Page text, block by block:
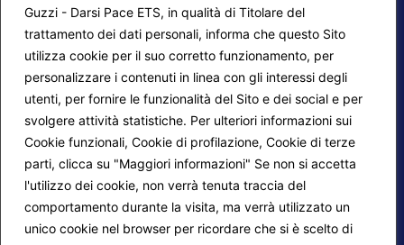
Guzzi - Darsi Pace ETS, in qualità di Titolare del
trattamento dei dati personali, informa che questo Sito
utilizza cookie per il suo corretto funzionamento, per
personalizzare i contenuti in linea con gli interessi degli
utenti, per fornire le funzionalità del Sito e dei social e per
svolgere attività statistiche. Per ulteriori informazioni sui
Cookie funzionali, Cookie di profilazione, Cookie di terze
parti, clicca su "Maggiori informazioni" Se non si accetta
l'utilizzo dei cookie, non verrà tenuta traccia del
comportamento durante la visita, ma verrà utilizzato un
unico cookie nel browser per ricordare che si è scelto di
Mappa del sito
Progetti Darsi Pace
Login redattori
Calendario corsi
Privacy Policy
Cookie Policy
Seguici su: